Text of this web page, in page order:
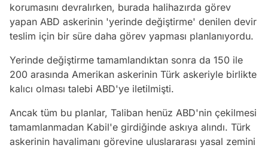
korumasını devralırken, burada halihazırda görev
yapan ABD askerinin 'yerinde değiştirme' denilen devir
teslim için bir süre daha görev yapması planlanıyordu.
Yerinde değiştirme tamamlandıktan sonra da 150 ile
200 arasında Amerikan askerinin Türk askeriyle birlikte
kalıcı olması talebi ABD'ye iletilmişti.
Ancak tüm bu planlar, Taliban henüz ABD'nin çekilmesi
tamamlanmadan Kabil'e girdiğinde askıya alındı. Türk
askerinin havalimanı görevine uluslararası yasal zemini